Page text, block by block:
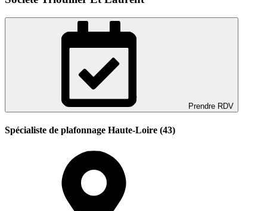
Prendre RDV
Spécialiste de plafonnage Haute-Loire (43)